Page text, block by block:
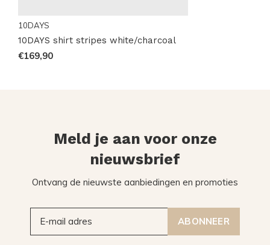
10DAYS
10DAYS shirt stripes white/charcoal
€169,90
Meld je aan voor onze
nieuwsbrief
Ontvang de nieuwste aanbiedingen en promoties
ABONNEER